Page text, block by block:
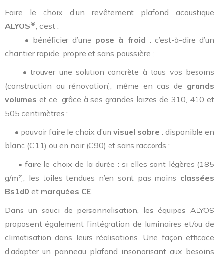
Faire le choix d’un revêtement plafond acoustique
ALYOS® , c’est :
• bénéficier d’une pose à froid : c’est-à-dire d’un
chantier rapide, propre et sans poussière ;
• trouver une solution concrète à tous vos besoins
(construction ou rénovation), même en cas de grands
volumes et ce, grâce à ses grandes laizes de 310, 410 et
505 centimètres ;
• pouvoir faire le choix d’un visuel sobre : disponible en
blanc (C11) ou en noir (C90) et sans raccords ;
• faire le choix de la durée : si elles sont légères (185
g/m²), les toiles tendues n’en sont pas moins classées
Bs1d0 et marquées CE
Dans un souci de personnalisation, les équipes ALYOS
proposent également l’intégration de luminaires et/ou de
climatisation dans leurs réalisations. Une façon efficace
d’adapter un panneau plafond insonorisant aux besoins